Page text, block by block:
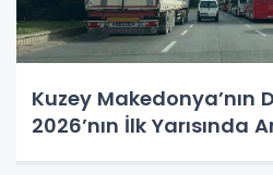
Kuzey Makedonya’nın
2026’nın İlk Yarısında